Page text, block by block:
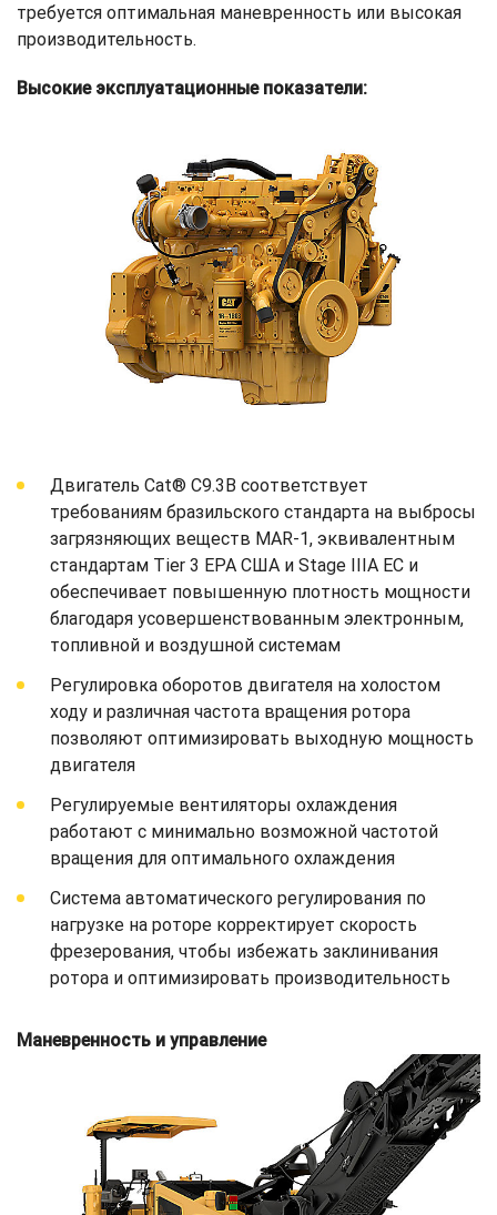
требуется оптимальная маневренность или высокая
производительность.
Высокие эксплуатационные показатели:
Двигатель Cat® C9.3B соответствует
требованиям бразильского стандарта на выбросы
загрязняющих веществ MAR-1, эквивалентным
стандартам Tier 3 EPA США и Stage IIIA ЕС и
обеспечивает повышенную плотность мощности
благодаря усовершенствованным электронным,
топливной и воздушной системам
Регулировка оборотов двигателя на холостом
ходу и различная частота вращения ротора
позволяют оптимизировать выходную мощность
двигателя
Регулируемые вентиляторы охлаждения
работают с минимально возможной частотой
вращения для оптимального охлаждения
Система автоматического регулирования по
нагрузке на роторе корректирует скорость
фрезерования, чтобы избежать заклинивания
ротора и оптимизировать производительность
Маневренность и управление